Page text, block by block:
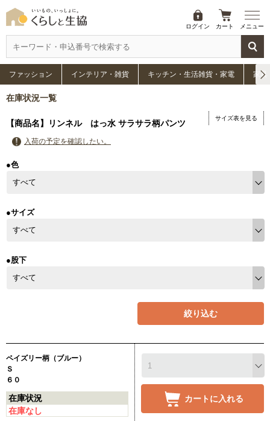
ログイン カート メニュー
ファッション インテリア・雑貨 キッチン・生活雑貨・家電 家具
在庫状況一覧
【商品名】リンネル はっ水 サラサラ柄パンツ
サイズ表を見る
入荷の予定を確認したい。
●色
●サイズ
●股下
絞り込む
ペイズリー柄（ブルー）
Ｓ
６０
在庫状況
在庫なし
カートに入れる